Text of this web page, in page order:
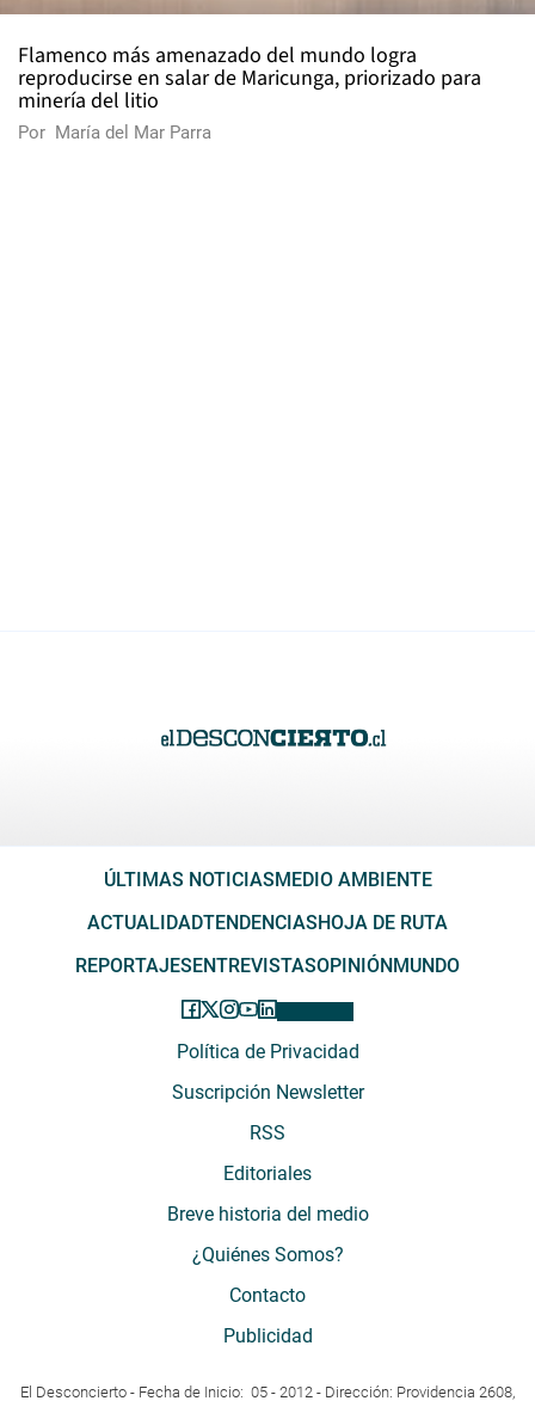
Flamenco más amenazado del mundo logra
reproducirse en salar de Maricunga, priorizado para
minería del litio
Por María del Mar Parra
ÚLTIMAS NOTICIASMEDIO AMBIENTE
ACTUALIDADTENDENCIASHOJA DE RUTA
REPORTAJESENTREVISTASOPINIÓNMUNDO
Política de Privacidad
Suscripción Newsletter
RSS
Editoriales
Breve historia del medio
¿Quiénes Somos?
Contacto
Publicidad
El Desconcierto - Fecha de Inicio: 05 - 2012 - Dirección: Providencia 2608,